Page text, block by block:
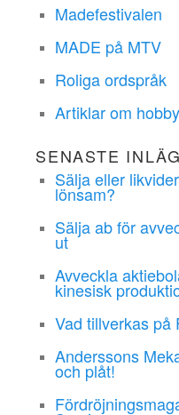
Madefestivalen
MADE på MTV
Roliga ordspråk
Artiklar om
SENASTE
Sälja eller
lönsam?
Sälja ab för
ut
Avveckla
kinesisk
Vad tillverkas på
Anderssons
och plåt!